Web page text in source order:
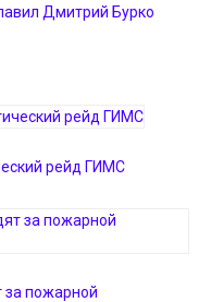
Дмитрий Бурко
рейд ГИМС
за пожарной